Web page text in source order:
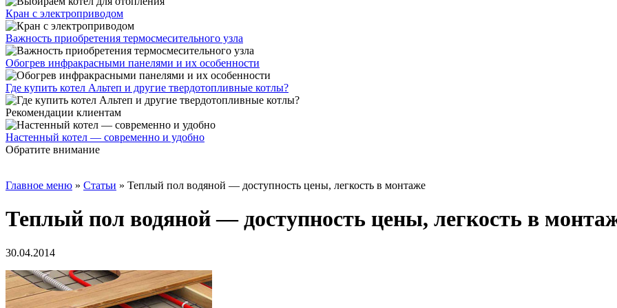
Кран с электроприводом
Важность приобретения термосмесительного узла
Обогрев инфракрасными панелями и их особенности
Где купить котел Альтеп и другие твердотопливные котлы?
Рекомендации клиентам
Настенный котел — современно и удобно
Обратите внимание
Главное меню » Статьи » Теплый пол водяной — доступность цены, легкость в монтаже
Теплый пол водяной — доступность цены, легкость в
30.04.2014